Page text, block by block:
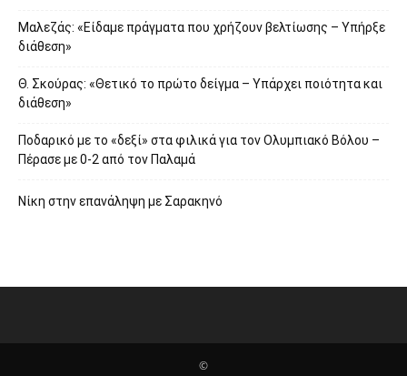
Μαλεζάς: «Είδαμε πράγματα που χρήζουν βελτίωσης – Υπήρξε
διάθεση»
Θ. Σκούρας: «Θετικό το πρώτο δείγμα – Υπάρχει ποιότητα και
διάθεση»
Ποδαρικό με το «δεξί» στα φιλικά για τον Ολυμπιακό Βόλου –
Πέρασε με 0-2 από τον Παλαμά
Νίκη στην επανάληψη με Σαρακηνό
©